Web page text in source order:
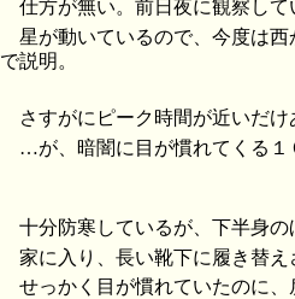
仕方が無い。前日夜に観察して
星が動いているので、今度は
で説明。
さすがにピーク時間が近いだけ
…が、暗闇に目が慣れてくる１
十分防寒しているが、下半身の
家に入り、長い靴下に履き替え
せっかく目が慣れていたのに、